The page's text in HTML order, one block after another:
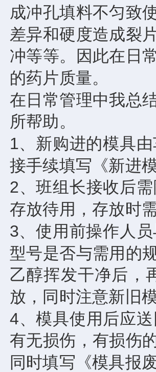
成冲孔填料不匀致
差异和硬度造成裂
冲等等。因此在日
的药片质量。
在日常管理中我总
所帮助。
1、新购进的模具
接手续填写《新进
2、班组长接收后
存放待用，存放时
3、使用前操作人
型号是否与需用的
乙醇挥发干净后，
放，同时注意新旧
4、模具使用后应
有无损伤，有损伤
同时填写《模具报